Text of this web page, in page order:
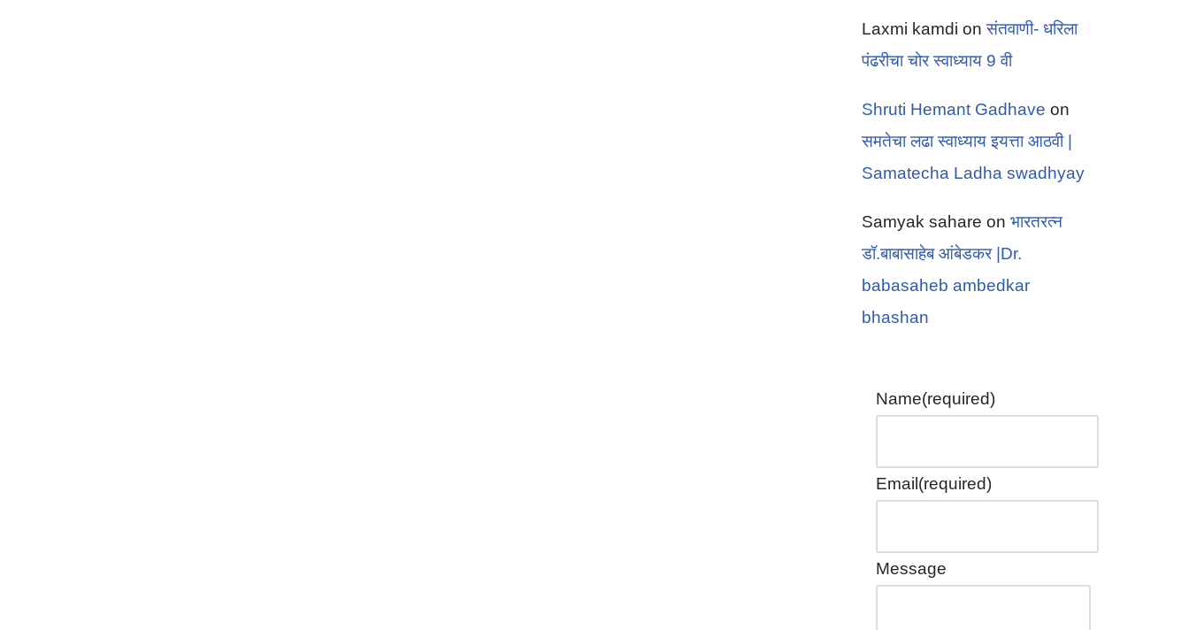
Laxmi kamdi onसंतवाणी- धरिला
पंढरीचा चोर स्वाध्याय 9 वी
Shruti Hemant Gadhave on
समतेचा लढा स्वाध्याय इयत्ता आठवी |
Samatecha Ladha swadhyay
Samyak sahare onभारतरत्न
डॉ.बाबासाहेब आंबेडकर |Dr.
babasaheb ambedkar
bhashan
Name(required)
Email (required)
Message